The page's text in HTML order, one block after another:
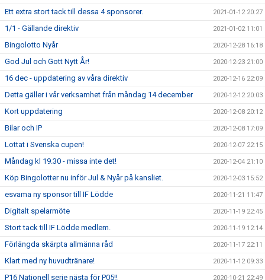
Ett extra stort tack till dessa 4 sponsorer. 2021-01-12 20:27
1/1 - Gällande direktiv 2021-01-02 11:01
Bingolotto Nyår 2020-12-28 16:18
God Jul och Gott Nytt År! 2020-12-23 21:00
16 dec - uppdatering av våra direktiv 2020-12-16 22:09
Detta gäller i vår verksamhet från måndag 14 december 2020-12-12 20:03
Kort uppdatering 2020-12-08 20:12
Bilar och IP 2020-12-08 17:09
Lottat i Svenska cupen! 2020-12-07 22:15
Måndag kl 19.30 - missa inte det! 2020-12-04 21:10
Köp Bingolotter nu inför Jul & Nyår på kansliet. 2020-12-03 15:52
esvama ny sponsor till IF Lödde 2020-11-21 11:47
Digitalt spelarmöte 2020-11-19 22:45
Stort tack till IF Lödde medlem. 2020-11-19 12:14
Förlängda skärpta allmänna råd 2020-11-17 22:11
Klart med ny huvudtränare! 2020-11-12 09:33
P16 Nationell serie nästa för P05!! 2020-10-21 22:49